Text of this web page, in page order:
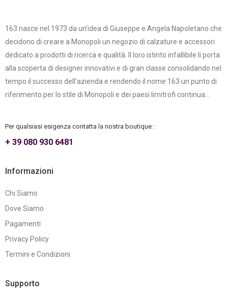
163 nasce nel 1973 da un’idea di Giuseppe e Angela Napoletano che
decidono di creare a Monopoli un negozio di calzature e accessori
dedicato a prodotti di ricerca e qualità. Il loro istinto infallibile li porta
alla scoperta di designer innovativi e di gran classe consolidando nel
tempo il successo dell’azienda e rendendo il nome 163 un punto di
riferimento per lo stile di Monopoli e dei paesi limitrofi continua...
Per qualsiasi esigenza contatta la nostra boutique :
+ 39 080 930 6481
Informazioni
Chi Siamo
Dove Siamo
Pagamenti
Privacy Policy
Termini e Condizioni
Supporto